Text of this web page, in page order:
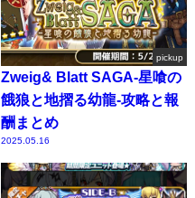
pickup
Zweig& Blatt SAGA-星喰の
餓狼と地摺る幼龍-攻略と報
酬まとめ
2025.05.16